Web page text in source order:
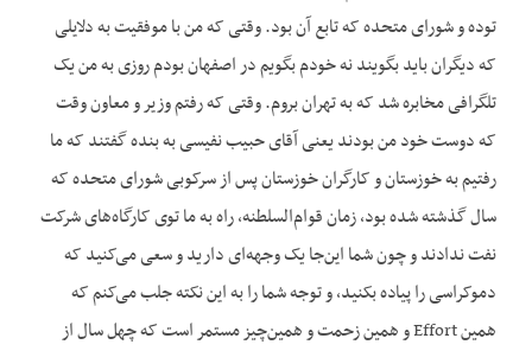
توده و شورای متحده که تابع آن بود. وقتی که من با موفقیت به دلایلی
که دیگران باید بگویند نه خودم بگویم در اصفهان بودم روزی به من یک
تلگرافی مخابره شد که به تهران بروم. وقتی که رفتم وزیر و معاون وقت
که دوست خود من بودند یعنی آقای حبیب نفیسی به بنده گفتند که ما
رفتیم به خوزستان و کارگران خوزستان پس از سرکوبی شورای متحده که
سال گذشته شده بود، زمان قوام‌السلطنه، راه به ما توی کارگاه‌های شرکت
نفت ندادند و چون شما این‌جا یک وجهه‌ای دارید و سعی می‌کنید که
دموکراسی را پیاده بکنید، و توجه شما را به این نکته جلب می‌کنم که
همین Effort و همین زحمت و همین‌چیز مستمر است که چهل سال از